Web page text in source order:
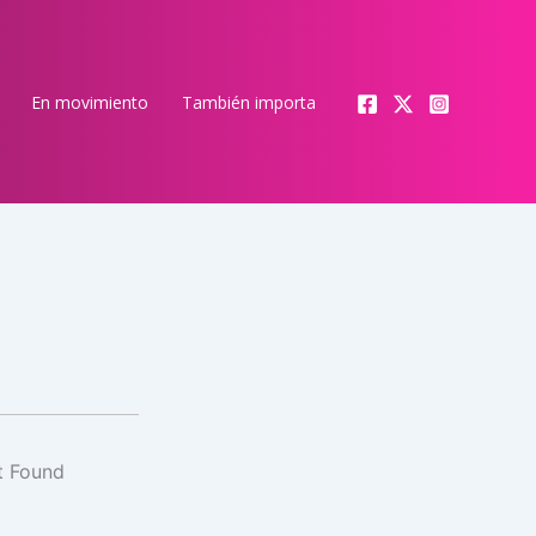
En movimiento También importa